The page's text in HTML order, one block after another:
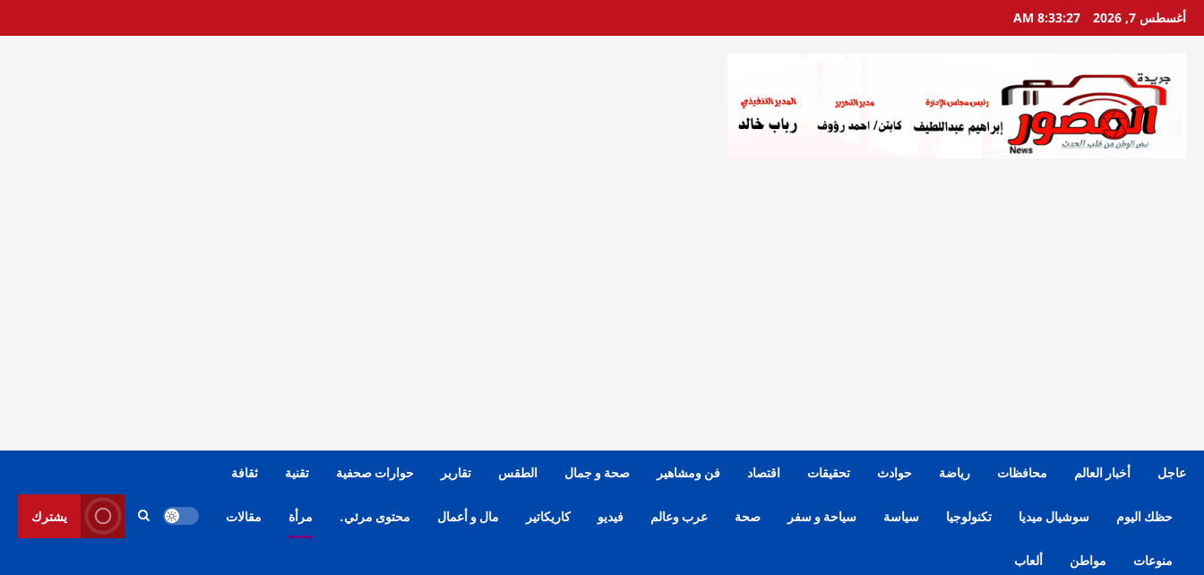
تخطيأغسطس 7, 2026 8:33:28 AM
عاجل أخبار العالم محافظات رياضة حوادث تحقيقات اقتصاد فن ومشاهير صحة و جمال الطقس تقارير حوارات صحفية تقنية ثقافة
حظك اليوم سوشيال ميديا تكنولوجيا سياسة سياحة و سفر صحة عرب وعالم فيديو كاريكاتير مال و أعمال محتوى مرئي. مرأة مقالات
منوعات مواطن ألعاب
يشترك